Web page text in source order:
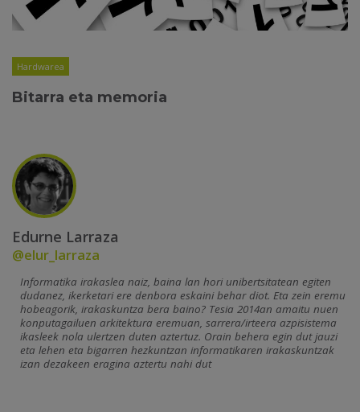
Hardwarea
Bitarra eta memoria
Edurne Larraza
@elur_larraza
Informatika irakaslea naiz, baina lan hori unibertsitatean egiten
dudanez, ikerketari ere denbora eskaini behar diot. Eta zein eremu
hobeagorik, irakaskuntza bera baino? Tesia 2014an amaitu nuen
konputagailuen arkitektura eremuan, sarrera/irteera azpisistema
ikasleek nola ulertzen duten aztertuz. Orain behera egin dut jauzi
eta lehen eta bigarren hezkuntzan informatikaren irakaskuntzak
izan dezakeen eragina aztertu nahi dut